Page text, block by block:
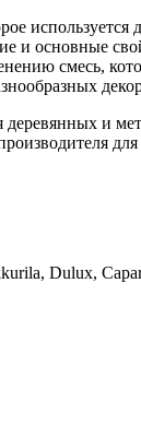
и основные
смесь,
и
Dulux,